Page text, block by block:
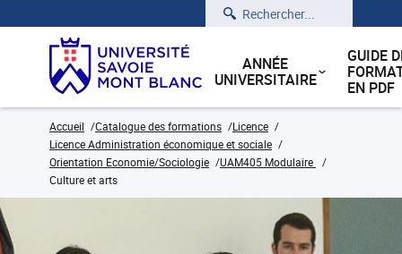
Rechercher
ANNÉE
UNIVERSITAIRE
GUIDE
EN PDF
Accueil Catalogue des formations
Licence
Licence Administration économique et sociale
Orientation Economie/Sociologie
UAM405 Modulaire
Culture et arts